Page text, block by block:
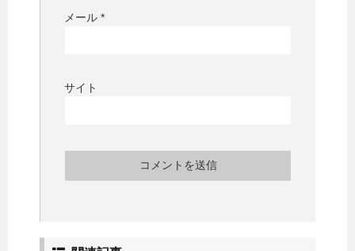
メール *
サイト